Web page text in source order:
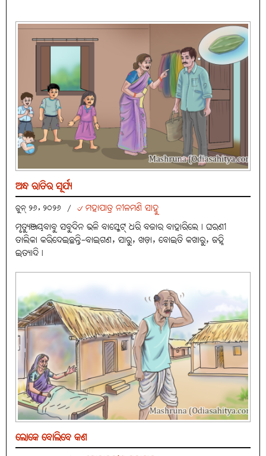
ଅନ୍ଧ ରାତିର ସୂର୍ଯ୍ୟ
ଜୁନ୍ ୨୬, ୨୦୨୬ / ୰ ମହାପାତ୍ର ନୀଳମଣି ସାହୁ
ମୃତ୍ୟୁଞ୍ଜୟବାବୁ ସବୁଦିନ ଭଳି ବାସ୍କେଟ୍ ଧରି ବଜାର ବାହାରିଲେ। ଘରଣୀ
ତାଲିକା କରିଦେଇଛନ୍ତି-ବାଇଗଣ, ସାରୁ, ଖଡ଼ା, ବୋଇତି କଖାରୁ, ଜହ୍ନି
ଇତ୍ୟାଦି।
ଲୋକେ ବୋଲିବେ କଣ